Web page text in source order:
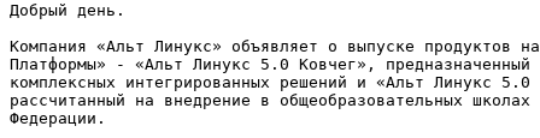
Добрый день.
Компания «Альт Линукс» объявляет о выпуске продуктов
Платформы» - «Альт Линукс 5.0 Ковчег», предназначенный
комплексных интегрированных решений и «Альт Линукс 5.0
рассчитанный на внедрение в общеобразовательных школах
Федерации.